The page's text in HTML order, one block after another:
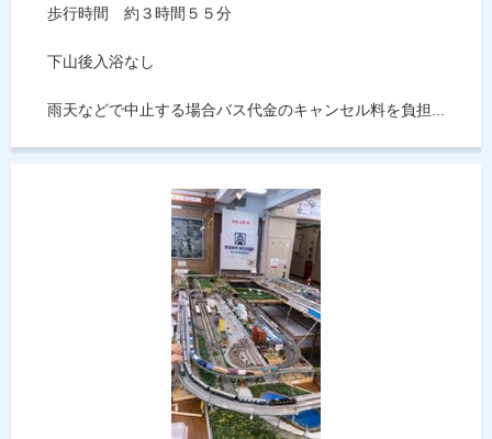
歩行時間 約３時間５５分
下山後入浴なし
雨天などで中止する場合バス代金のキャンセル料を負担...